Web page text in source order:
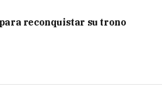
reconquistar su trono